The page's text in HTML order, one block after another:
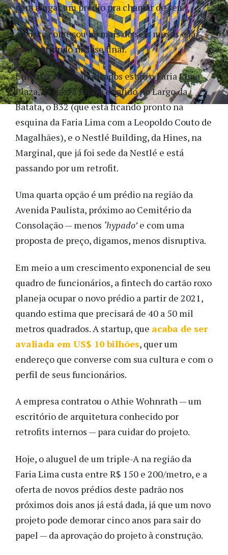
para alugar um prédio pra chamar de seu.
A busca começou há mais de seis meses e já
está entrando na fase final.
Entre os ativos analisados estão o Faria Lima
Plaza, que está sendo erguido no Largo da
Batata, o B32 (que está ficando pronto na
esquina da Faria Lima com a Leopoldo Couto de
Magalhães), e o Nestlé Building, da Hines, na
Marginal, que já foi sede da Nestlé e está
passando por um retrofit.
Uma quarta opção é um prédio na região da
Avenida Paulista, próximo ao Cemitério da
Consolação — menos ‘hypado’e com uma
proposta de preço, digamos, menos disruptiva.
Em meio a um crescimento exponencial de seu
quadro de funcionários, a fintech do cartão roxo
planeja ocupar o novo prédio a partir de 2021,
quando estima que precisará de 40 a 50 mil
metros quadrados. A startup, que acaba de ser
avaliada em US$ 10 bilhões, quer um
endereço que converse com sua cultura e com o
perfil de seus funcionários.
A empresa contratou o Athie Wohnrath — um
escritório de arquitetura conhecido por
retrofits internos — para cuidar do projeto.
Hoje, o aluguel de um triple-A na região da
Faria Lima custa entre R$ 150 e 200/metro, e a
oferta de novos prédios deste padrão nos
próximos dois anos já está dada, já que um novo
projeto pode demorar cinco anos para sair do
papel — da aprovação do projeto à construção.